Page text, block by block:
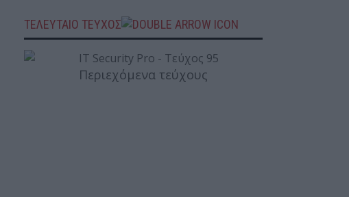
ΤΕΛΕΥΤΑΙΟ ΤΕΥΧΟΣ
Περιεχόμενα τεύχους